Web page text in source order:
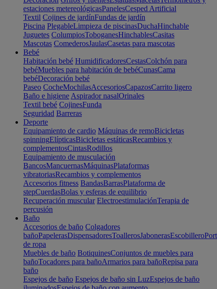
estaciones metereológicasPanelesCesped Artificial
Textil Cojines de jardínFundas de jardín
Piscina PlegableLimpieza de piscinasDuchaHinchable
Juguetes ColumpiosToboganesHinchablesCasitas
Mascotas ComederosJaulasCasetas para mascotas
Bebé
Habitación bebé HumidificadoresCestasColchón para
bebéMuebles para habitación de bebéCunasCama
bebéDecoración bebé
Paseo CocheMochilasAccesoriosCapazosCarrito ligero
Baño e higiene Aspirador nasalOrinales
Textil bebé CojinesFunda
Seguridad Barreras
Deporte
Equipamiento de cardio Máquinas de remoBicicletas
spinningElípticasBicicletas estáticasRecambios y
complementosCintasRodillos
Equipamiento de musculación
BancosMancuernasMáquinasPlataformas
vibratoriasRecambios y complementos
Accesorios fitness BandasBarrasPlataforma de
stepCuerdasBolas y esferas de equilibrio
Recuperación muscular ElectroestimulaciónTerapia de
percusión
Baño
Accesorios de baño Colgadores
bañoPapelerasDispensadoresToallerosJabonerasEscobillero
de ropa
Muebles de baño BotiquinesConjuntos de muebles para
bañoTocadores para bañoArmarios para bañoRepisa para
baño
Espejos de baño Espejos de baño sin LuzEspejos de baño